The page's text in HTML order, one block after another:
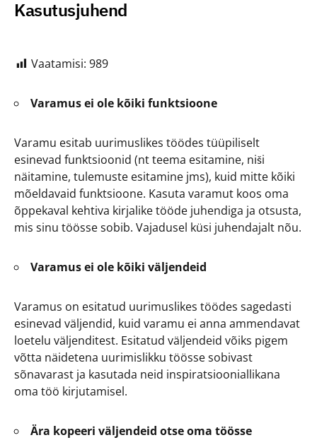
Kasutusjuhend
Vaatamisi: 989
Varamus ei ole kõiki funktsioone
Varamu esitab uurimuslikes töödes tüüpiliselt
esinevad funktsioonid (nt teema esitamine, niši
näitamine, tulemuste esitamine jms), kuid mitte kõiki
mõeldavaid funktsioone. Kasuta varamut koos oma
õppekaval kehtiva kirjalike tööde juhendiga ja otsusta,
mis sinu töösse sobib. Vajadusel küsi juhendajalt nõu.
Varamus ei ole kõiki väljendeid
Varamus on esitatud uurimuslikes töödes sagedasti
esinevad väljendid, kuid varamu ei anna ammendavat
loetelu väljenditest. Esitatud väljendeid võiks pigem
võtta näidetena uurimislikku töösse sobivast
sõnavarast ja kasutada neid inspiratsiooniallikana
oma töö kirjutamisel.
Ära kopeeri väljendeid otse oma töösse